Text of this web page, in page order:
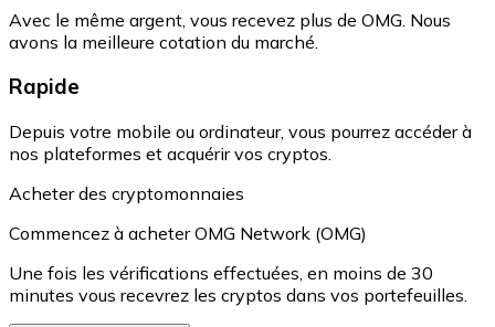
Avec le même argent, vous recevez plus de OMG. Nous
avons la meilleure cotation du marché.
Rapide
Depuis votre mobile ou ordinateur, vous pourrez accéder à
nos plateformes et acquérir vos cryptos.
Acheter des cryptomonnaies
Commencez à acheter OMG Network (OMG)
Une fois les vérifications effectuées, en moins de 30
minutes vous recevrez les cryptos dans vos portefeuilles.